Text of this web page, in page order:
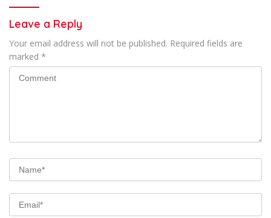
Leave a Reply
Your email address will not be published. Required fields are
marked *